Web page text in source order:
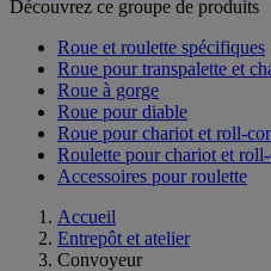
Découvrez ce groupe de produits
Roue et roulette spécifiques
Roue pour transpalette et
Roue à gorge
Roue pour diable
Roue pour chariot et roll-
Roulette pour chariot et
Accessoires pour roulette
Accueil
Entrepôt et atelier
Convoyeur